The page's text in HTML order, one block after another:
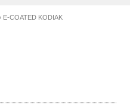
E-COATED KODIAK